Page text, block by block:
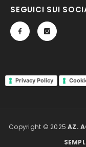
SEGUICI SUI
Privacy Policy
Copyright © 2025AZ.